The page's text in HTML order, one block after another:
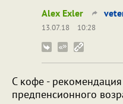
Alex Exler
13.07.18
10:28
С кофе -
предпенсионного